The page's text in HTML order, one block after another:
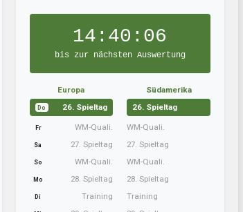
14:40:05
bis zur nächsten Auswertung
Europa
Do 26. Spieltag
Fr WM-Quali.
Sa 27. Spieltag
So WM-Quali.
Mo 28. Spieltag
Di Training
Südamerika
26. Spieltag
WM-Quali.
27. Spieltag
WM-Quali.
28. Spieltag
Training